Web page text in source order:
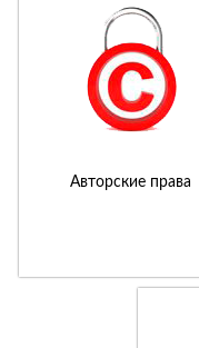
Авторские права